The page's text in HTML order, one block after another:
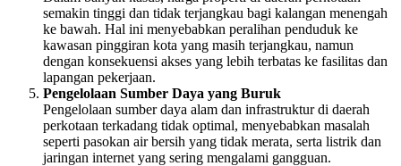
semakin tinggi dan tidak terjangkau bagi kalangan menengah
ke bawah. Hal ini menyebabkan peralihan penduduk ke
kawasan pinggiran kota yang masih terjangkau, namun
dengan konsekuensi akses yang lebih terbatas ke fasilitas dan
lapangan pekerjaan.
Pengelolaan Sumber Daya yang Buruk
Pengelolaan sumber daya alam dan infrastruktur di daerah
perkotaan terkadang tidak optimal, menyebabkan masalah
seperti pasokan air bersih yang tidak merata, serta listrik dan
jaringan internet yang sering mengalami gangguan.